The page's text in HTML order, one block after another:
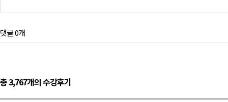
댓글 0개
총 3,767개의 수강후기